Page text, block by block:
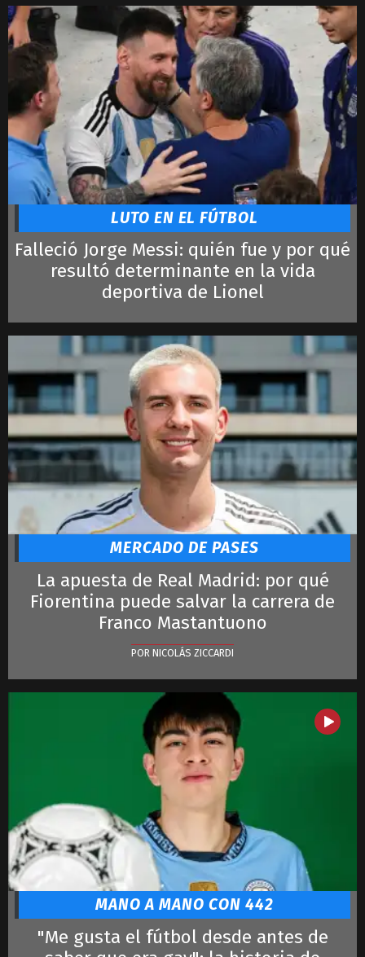
Messi
Colapinto
Dibu
Yamal
Mbappé
Alcaraz
Djokovic
Ronaldo
Lautaro
LUTO EN EL FÚTBOL
Falleció Jorge Messi: quién fue y por qué
resultó determinante en la vida
deportiva de Lionel
MERCADO DE PASES
La apuesta de Real Madrid: por qué
Fiorentina puede salvar la carrera de
Franco Mastantuono
POR NICOLÁS ZICCARDI
MANO A MANO CON 442
"Me gusta el fútbol desde antes de